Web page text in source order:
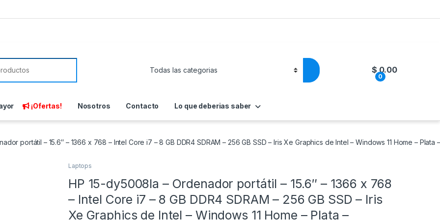
0
$0.00
¡Ofertas! Nosotros Contacto Lo que deberias saber
portátil – 15.6″ – 1366 x 768 – Intel Core i7 – 8 GB DDR4 SDRAM – 256 GB SSD – Iris Xe Graphics de Intel – Windows 11 Home –
Laptops
HP 15-dy5008la – Ordenador portátil – 15.6″ – 1366 x 768
– Intel Core i7 – 8 GB DDR4 SDRAM – 256 GB SSD – Iris
Xe Graphics de Intel – Windows 11 Home – Plata –